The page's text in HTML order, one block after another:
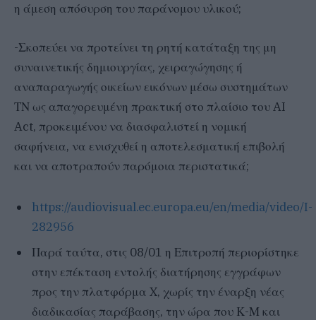
η άμεση απόσυρση του παράνομου υλικού;
-Σκοπεύει να προτείνει τη ρητή κατάταξη της μη
συναινετικής δημιουργίας, χειραγώγησης ή
αναπαραγωγής οικείων εικόνων μέσω συστημάτων
ΤΝ ως απαγορευμένη πρακτική στο πλαίσιο του AI
Act, προκειμένου να διασφαλιστεί η νομική
σαφήνεια, να ενισχυθεί η αποτελεσματική επιβολή
και να αποτραπούν παρόμοια περιστατικά;
https://audiovisual.ec.europa.eu/en/media/video/I-
282956
Παρά ταύτα, στις 08/01 η Επιτροπή περιορίστηκε
στην επέκταση εντολής διατήρησης εγγράφων
προς την πλατφόρμα X, χωρίς την έναρξη νέας
διαδικασίας παράβασης, την ώρα που Κ-Μ και